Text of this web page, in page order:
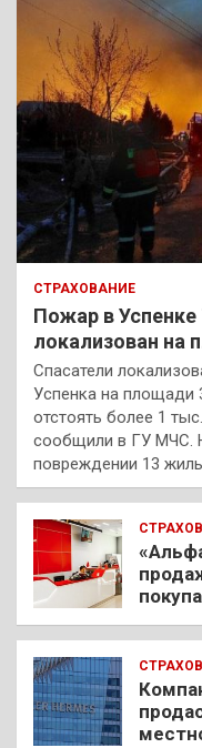
СТРАХОВАНИЕ
Пожар в
локализован на
Спасатели
Успенка на площади
отстоять более 1
сообщили в ГУ МЧС.
повреждении 13